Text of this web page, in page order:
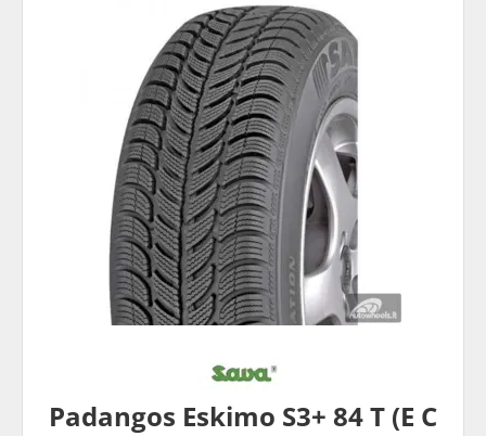
Padangos Eskimo S3+ 84 T (E C